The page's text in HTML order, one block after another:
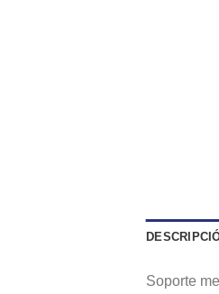
Soporte